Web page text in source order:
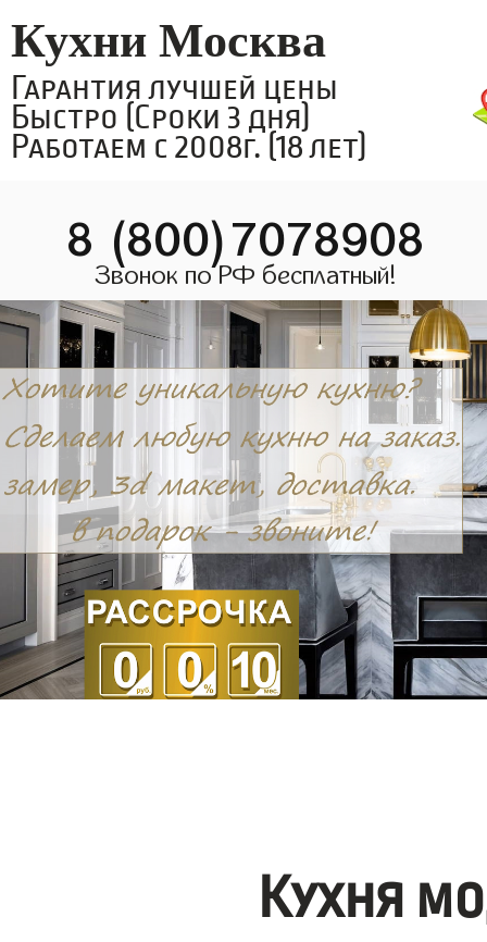
Кухни Москва
Гарантия лучшей цены
Быстро (Сроки 3 дня)
Работаем с 2008г. (18 лет)
8 (800)7078908
Звонок по РФ бесплатный!
Кухня